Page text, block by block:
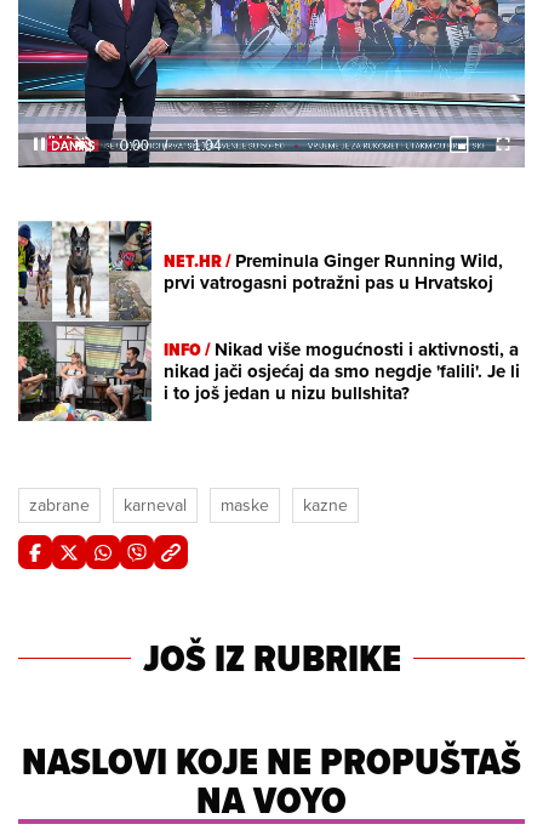
Unmute /
Loaded:
22.77%
NET.HR /Preminula Ginger Running Wild,
prvi vatrogasni potražni pas u Hrvatskoj
INFO /Nikad više mogućnosti i aktivnosti, a
nikad jači osjećaj da smo negdje 'falili'. Je li
i to još jedan u nizu bullshita?
zabrane karneval maske kazne
JOŠ IZ RUBRIKE
NASLOVI KOJE NE PROPUŠTAŠ
NA VOYO